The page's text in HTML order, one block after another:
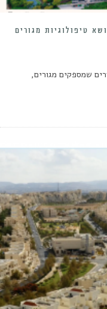
טיפולוגיות מגורים
שמספקים מגורים,